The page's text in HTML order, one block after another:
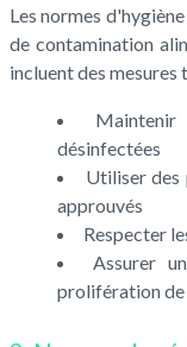
Les normes
de contamination
incluent des mesures
désinfectées
Utiliser des
approuvés
Respecter
Assurer
prolifération